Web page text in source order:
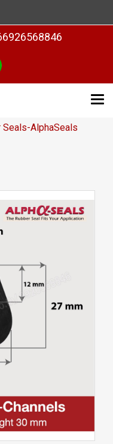
Seals-AlphaSeals